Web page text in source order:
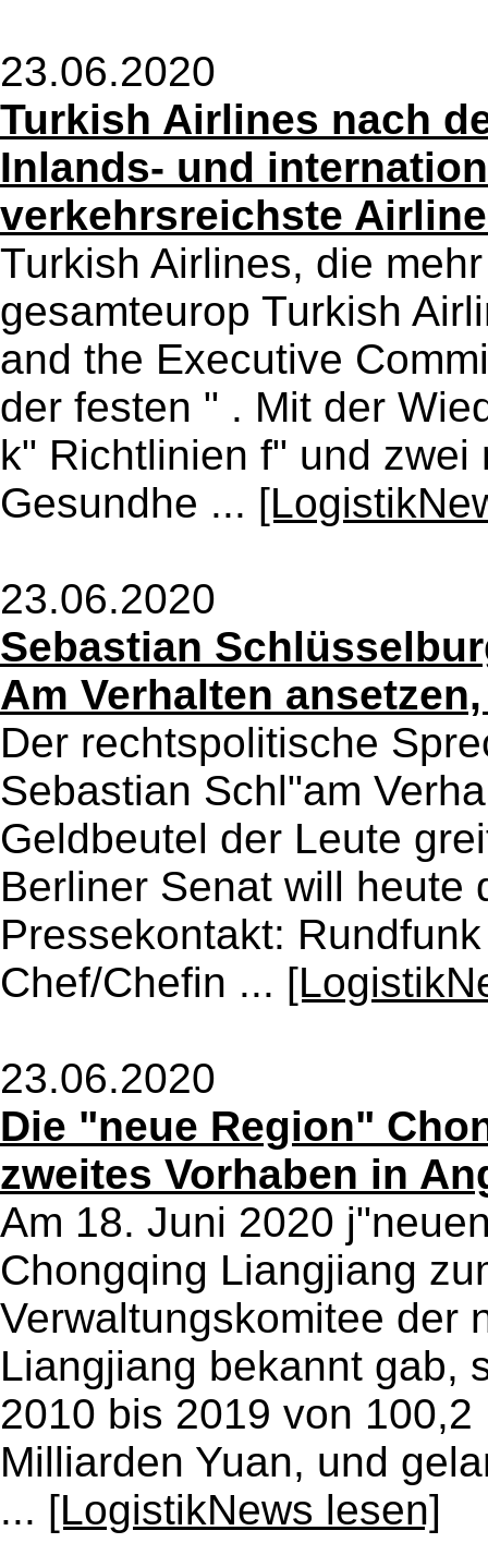
23.06.2020
Turkish Airlines nach
Inlands- und
verkehrsreichste
Turkish Airlines, die
gesamteurop Turkish
and the Executive
der festen " . Mit der
k" Richtlinien f" und
Gesundhe ...
23.06.2020
Sebastian
Am Verhalten
Der rechtspolitische
Sebastian Schl"am
Geldbeutel der Leute
Berliner Senat will heute
Pressekontakt:
Chef/Chefin ...
23.06.2020
Die "neue Region"
zweites Vorhaben in
Am 18. Juni 2020
Chongqing Liangjiang
Verwaltungskomitee der
Liangjiang bekannt gab,
2010 bis 2019 von
Milliarden Yuan, und
... [LogistikNews lesen]